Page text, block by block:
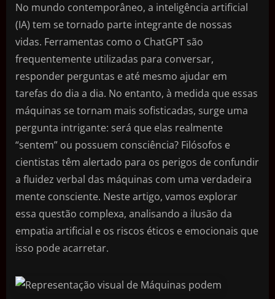
No mundo contemporâneo, a inteligência artificial
(IA) tem se tornado parte integrante de nossas
vidas. Ferramentas como o ChatGPT são
frequentemente utilizadas para conversar,
responder perguntas e até mesmo ajudar em
tarefas do dia a dia. No entanto, à medida que essas
máquinas se tornam mais sofisticadas, surge uma
pergunta intrigante: será que elas realmente
“sentem” ou possuem consciência? Filósofos e
cientistas têm alertado para os perigos de confundir
a fluidez verbal das máquinas com uma verdadeira
mente consciente. Neste artigo, vamos explorar
essa questão complexa, analisando a ilusão da
empatia artificial e os riscos éticos e emocionais que
isso pode acarretar.